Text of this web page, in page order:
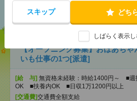
スキップ どち
しばらく表示
【オープニング募集】おばあちゃ
いも仕事の1つ[派遣]
[給 与] 無資格未経験：時給1400円～ ■週
OK ■扶養内OK ■日収1万1200円以上
[交通費]交通費全額支給